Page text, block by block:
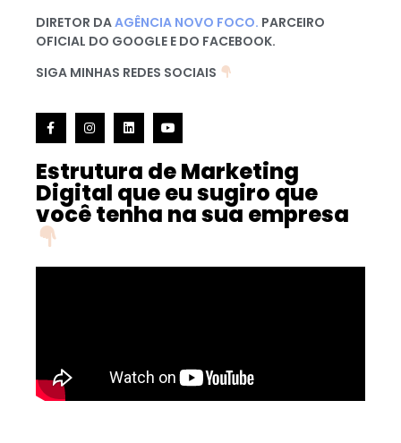
DIRETOR DAAGÊNCIA NOVO FOCO. PARCEIRO
OFICIAL DO GOOGLE E DO FACEBOOK.
SIGA MINHAS REDES SOCIAIS
Estrutura de Marketing
Digital que eu sugiro que
você tenha na sua empresa